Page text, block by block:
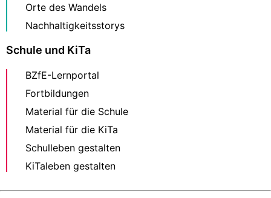
Orte des Wandels
Nachhaltigkeitsstorys
Schule und KiTa
BZfE-Lernportal
Fortbildungen
Material für die Schule
Material für die KiTa
Schulleben gestalten
KiTaleben gestalten